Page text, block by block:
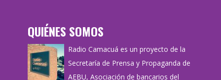
QUIÉNES SOMOS
Radio Camacuá es un proyecto de la
Secretaría de Prensa y Propaganda de
AEBU, Asociación de bancarios del